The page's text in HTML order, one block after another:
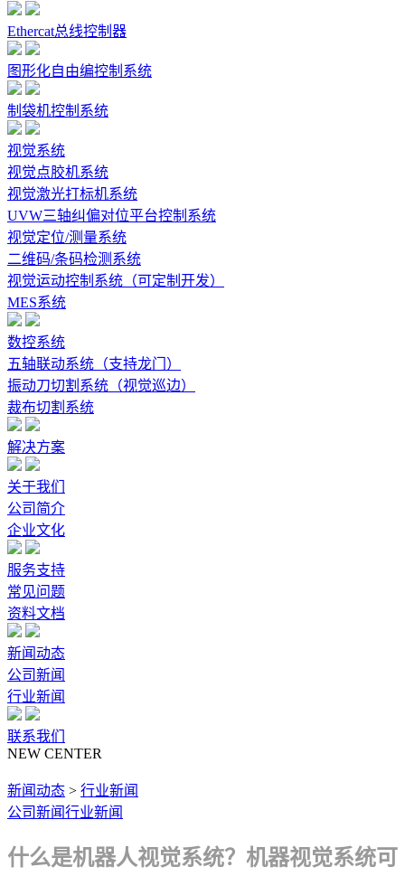
Ethercat总线控制器
图形化自由编控制系统
制袋机控制系统
视觉系统
视觉点胶机系统
视觉激光打标机系统
UVW三轴纠偏对位平台控制系统
视觉定位/测量系统
二维码/条码检测系统
视觉运动控制系统（可定制开发）
MES系统
数控系统
五轴联动系统（支持龙门）
振动刀切割系统（视觉巡边）
裁布切割系统
解决方案
关于我们
公司简介
企业文化
服务支持
常见问题
资料文档
新闻动态
公司新闻
行业新闻
联系我们
NEW CENTER
新闻动态 > 行业新闻
公司新闻行业新闻
什么是机器人视觉系统？机器视觉系统可